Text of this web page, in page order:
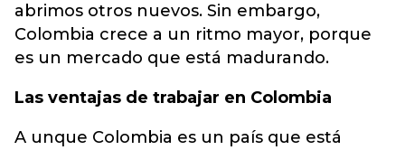
abrimos otros nuevos. Sin embargo,
Colombia crece a un ritmo mayor, porque
es un mercado que está madurando.
Las ventajas de trabajar en Colombia
A unque Colombia es un país que está